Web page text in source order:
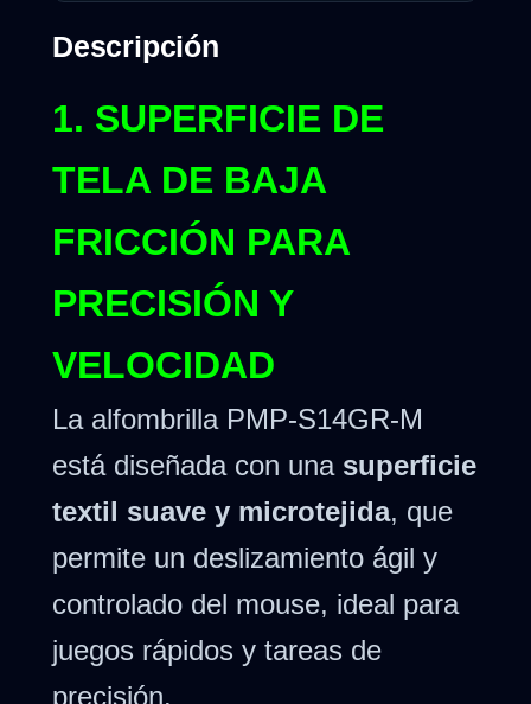
Descripción
1. SUPERFICIE DE
TELA DE BAJA
FRICCIÓN PARA
PRECISIÓN Y
VELOCIDAD
La alfombrilla PMP-S14GR-M
está diseñada con una superficie
textil suave y microtejida, que
permite un deslizamiento ágil y
controlado del mouse, ideal para
juegos rápidos y tareas de
precisión.